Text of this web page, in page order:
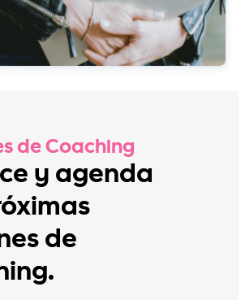
de Coaching
y agenda
de